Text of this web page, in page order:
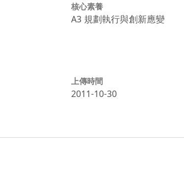
核心素養
A3 規劃執行與創新應變
上傳時間
2011-10-30